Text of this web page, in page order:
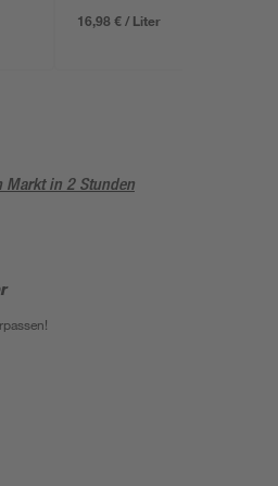
16,98 € / Liter
Markt in 2 Stunden